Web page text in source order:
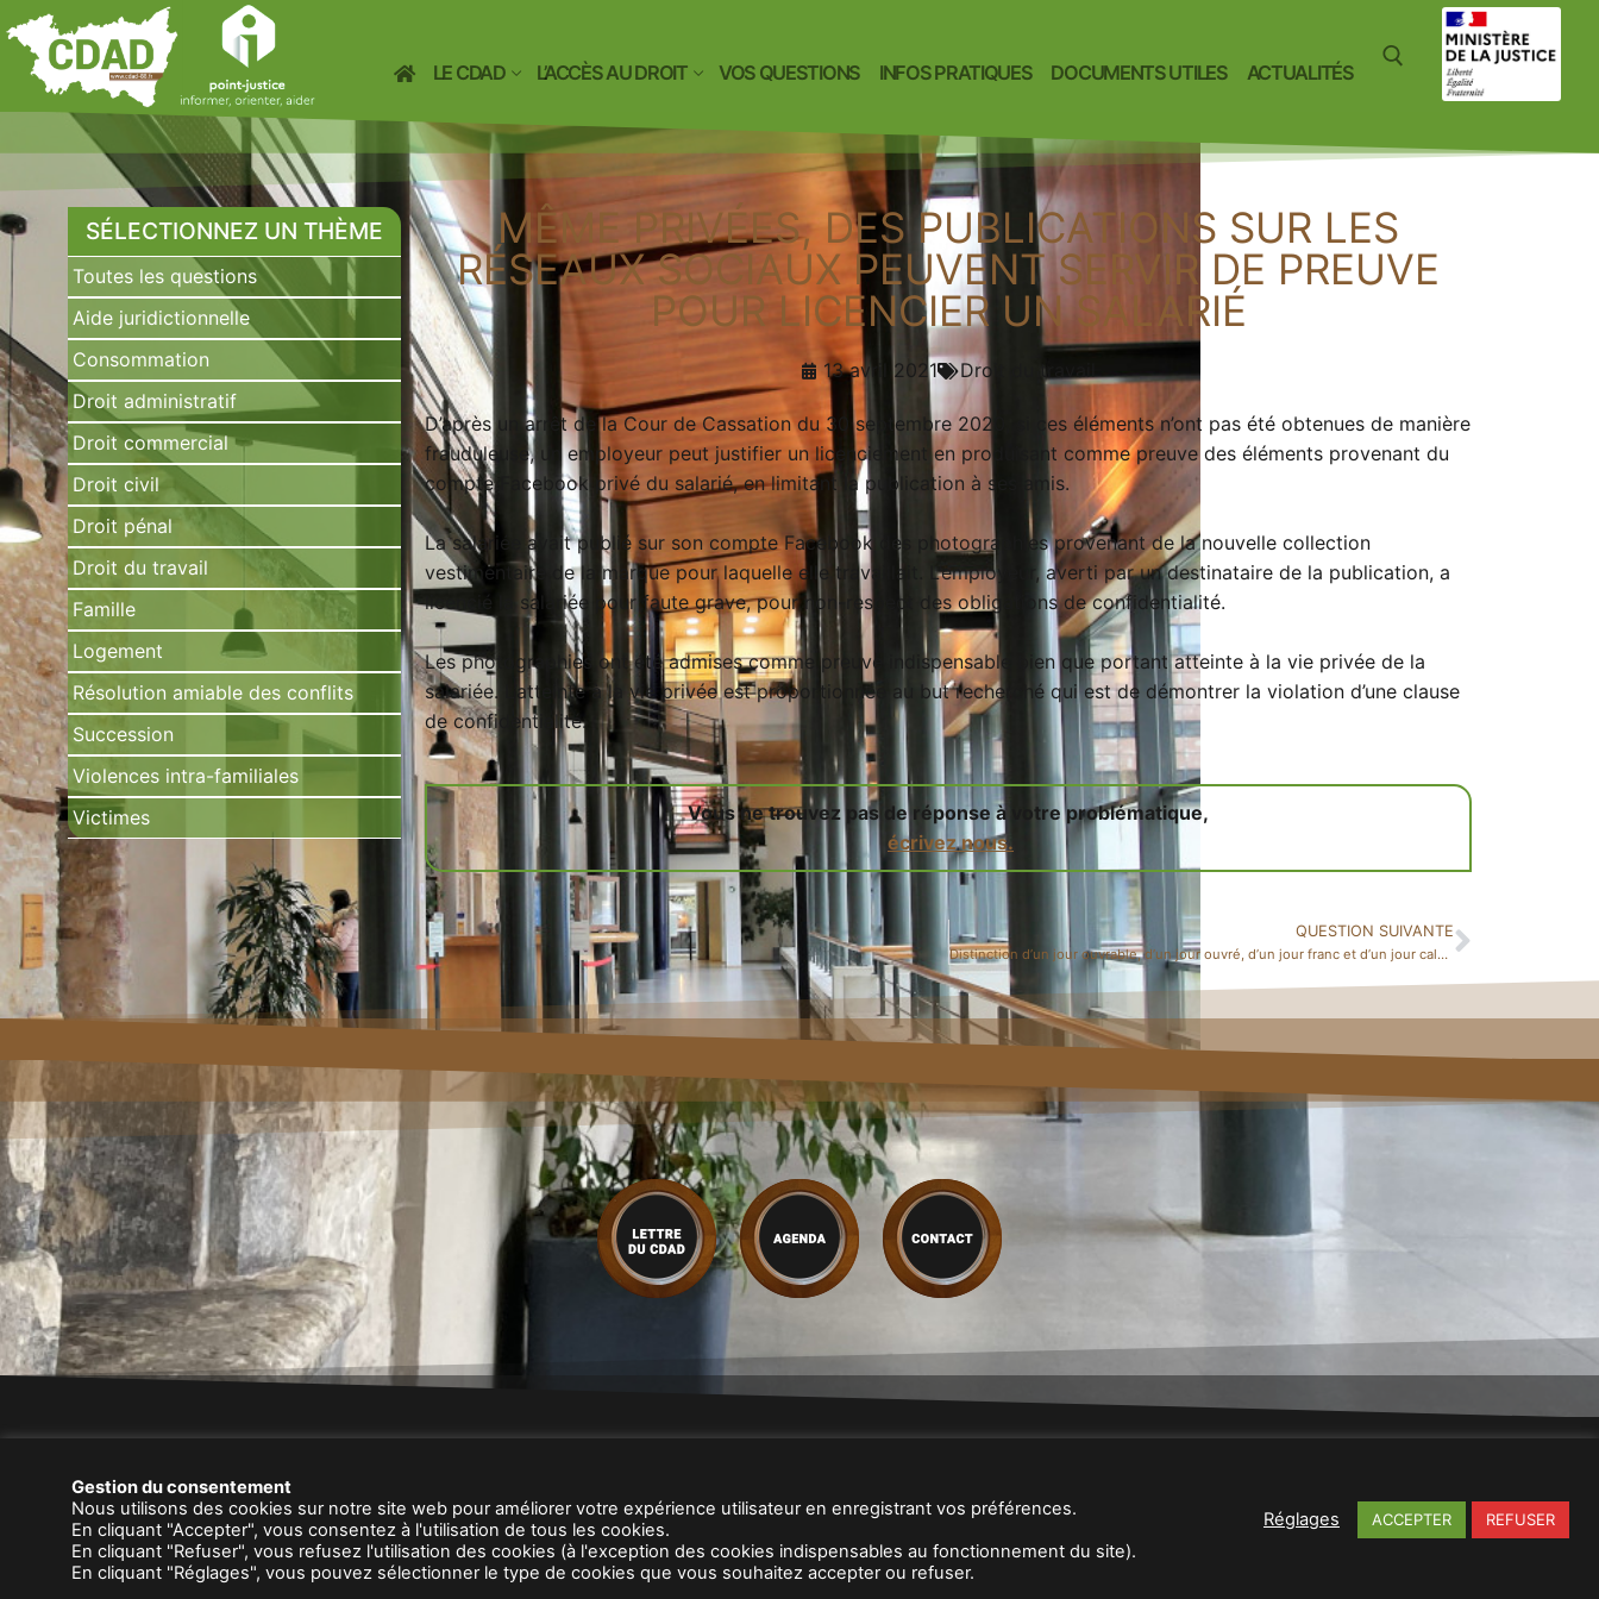
LE CDAD L’ACCÈS AU DROIT VOS QUESTIONS INFOS PRATIQUES DOCUMENTS UTILES ACTUALITÉS
SÉLECTIONNEZ UN THÈME
Toutes les questions
Aide juridictionnelle
Consommation
Droit administratif
Droit commercial
Droit civil
Droit pénal
Droit du travail
Famille
Logement
Résolution amiable des conflits
Succession
Violences intra-familiales
Victimes
MÊME PRIVÉES, DES PUBLICATIONS SUR LES
RÉSEAUX SOCIAUX PEUVENT SERVIR DE PREUVE
POUR LICENCIER UN SALARIÉ
13 avril 2021 Droit du travail
D’après un arrêt de la Cour de Cassation du 30 septembre 2020, si ces éléments n’ont pas été obtenues de manière
frauduleuse, un employeur peut justifier un licenciement en produisant comme preuve des éléments provenant du
compte Facebook privé du salarié, en limitant la publication à ses amis.
La salariée avait publié sur son compte Facebook des photographies provenant de la nouvelle collection
vestimentaire de la marque pour laquelle elle travaillait. L’employeur, averti par un destinataire de la publication, a
licencié la salariée pour faute grave, pour non-respect des obligations de confidentialité.
Les photographies ont été admises comme preuve indispensable bien que portant atteinte à la vie privée de la
salariée. L’atteinte à la vie privée est proportionnée au but recherché qui est de démontrer la violation d’une clause
de confidentialité.
Vous ne trouvez pas de réponse à votre problématique,
écrivez nous.
QUESTION SUIVANTE
Distinction d’un jour ouvrable, d’un jour ouvré, d’un jour franc et d’un jour calendaire
Copyright © 2026 Conseil Départemental de l’Accès au Droit |
Tribunal Judiciaire 7 Place Edmond Henry 88026 Épinal Cedex |
03 29 34 92 45
Mentions légales|Gestion des données personnelles
Gestion du consentement
Nous utilisons des cookies sur notre site web pour améliorer votre expérience utilisateur en enregistrant vos préférences.
En cliquant "Accepter", vous consentez à l'utilisation de tous les cookies.
En cliquant "Refuser", vous refusez l'utilisation des cookies (à l'exception des cookies indispensables au fonctionnement du site).
En cliquant "Réglages", vous pouvez sélectionner le type de cookies que vous souhaitez accepter ou refuser.
Réglages ACCEPTER REFUSER